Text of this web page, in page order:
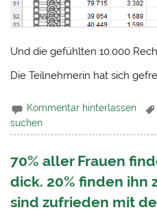
Und die gefühlten 10.000
Die Teilnehmerin hat sich
Kommentar hinterlassen
suchen
70% aller Frauen
dick. 20% finden ihn
sind zufrieden mit